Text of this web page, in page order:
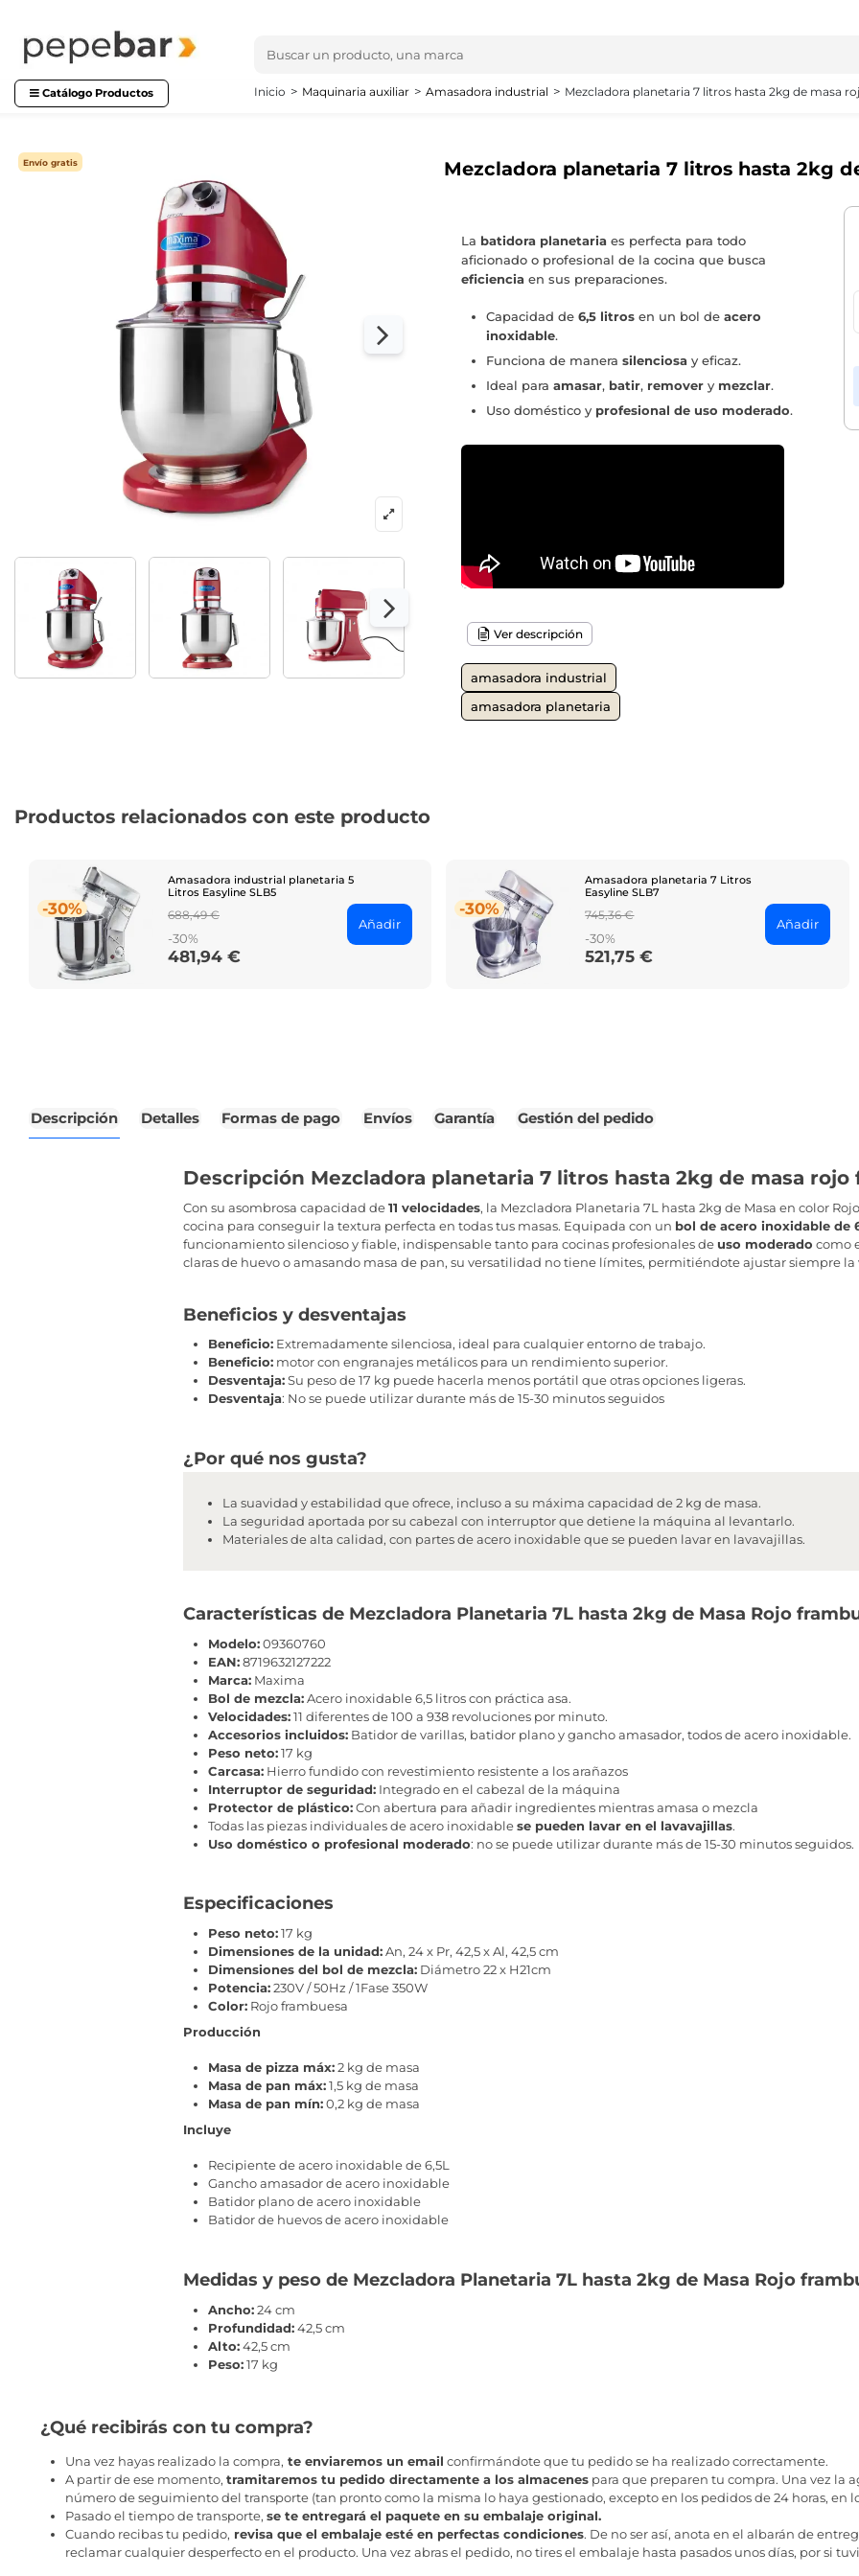
Catálogo Productos Inicio Maquinaria auxiliar Amasadora industrial Mezcladora planetaria 7 litros hasta 2kg de masa
Envío gratis Mezcladora planetaria 7 litros hasta 2kg
La batidora planetariaes perfecta para todo
aficionado o profesional de la cocina que busca
eficiencia en sus preparaciones.
Capacidad de 6,5 litrosen un bol de acero
inoxidable.
Funciona de manera silenciosay eficaz.
Ideal para amasar, batir, removery mezclar.
Uso doméstico y profesional de uso moderado.
Ver descripción
amasadora industrial
amasadora planetaria
Productos relacionados con este producto
-30%
Amasadora industrial planetaria 5
Litros Easyline SLB5
Regular
price
688,49 €
-30%
Price
481,94 €
Añadir
-30%
Amasadora planetaria 7 Litros
Easyline SLB7
Regular
price
745,36 €
-30%
Price
521,75 €
Añadir
Descripción Detalles Formas de pago Envíos Garantía Gestión del pedido
Descripción Mezcladora planetaria 7 litros hasta 2kg de masa rojo
Con su asombrosa capacidad de11 velocidades, la Mezcladora Planetaria 7L hasta 2kg de Masa en color
cocina para conseguir la textura perfecta en todas tus masas. Equipada con un bol de acero inoxidable de
funcionamiento silencioso y fiable, indispensable tanto para cocinas profesionales de uso moderado como
claras de huevo o amasando masa de pan, su versatilidad no tiene límites, permitiéndote ajustar siempre
Beneficios y desventajas
Beneficio: Extremadamente silenciosa, ideal para cualquier entorno de trabajo.
Beneficio: motor con engranajes metálicos para un rendimiento superior.
Desventaja:Su peso de 17 kg puede hacerla menos portátil que otras opciones ligeras.
Desventaja: No se puede utilizar durante más de 15-30 minutos seguidos
¿Por qué nos gusta?
La suavidad y estabilidad que ofrece, incluso a su máxima capacidad de 2 kg de masa.
La seguridad aportada por su cabezal con interruptor que detiene la máquina al levantarlo.
Materiales de alta calidad, con partes de acero inoxidable que se pueden lavar en lavavajillas.
Características de Mezcladora Planetaria 7L hasta 2kg de Masa Rojo
Modelo:09360760
EAN:8719632127222
Marca: Maxima
Bol de mezcla:Acero inoxidable 6,5 litros con práctica asa.
Velocidades:11 diferentes de 100 a 938 revoluciones por minuto.
Accesorios incluidos: Batidor de varillas, batidor plano y gancho amasador, todos de acero inoxidable.
Peso neto:17 kg
Carcasa: Hierro fundido con revestimiento resistente a los arañazos
Interruptor de seguridad: Integrado en el cabezal de la máquina
Protector de plástico:Con abertura para añadir ingredientes mientras amasa o mezcla
Todas las piezas individuales de acero inoxidablese pueden lavar en el lavavajillas.
Uso doméstico o profesional moderado: no se puede utilizar durante más de 15-30 minutos seguidos.
Especificaciones
Peso neto:17 kg
Dimensiones de la unidad:An, 24 x Pr, 42,5 x Al, 42,5 cm
Dimensiones del bol de mezcla: Diámetro 22 x H21cm
Potencia:230V / 50Hz / 1Fase 350W
Color: Rojo frambuesa
Producción
Masa de pizza máx:2 kg de masa
Masa de pan máx:1,5 kg de masa
Masa de pan mín:0,2 kg de masa
Incluye
Recipiente de acero inoxidable de 6,5L
Gancho amasador de acero inoxidable
Batidor plano de acero inoxidable
Batidor de huevos de acero inoxidable
Medidas y peso de Mezcladora Planetaria 7L hasta 2kg de Masa Rojo
Ancho:24 cm
Profundidad:42,5 cm
Alto:42,5 cm
Peso:17 kg
¿Qué recibirás con tu compra?
Una vez hayas realizado la compra, te enviaremos un email confirmándote que tu pedido se ha realizado correctamente.
A partir de ese momento, tramitaremos tu pedido directamente a los almacenespara que preparen tu compra. Una vez la
número de seguimiento del transporte (tan pronto como la misma lo haya gestionado, excepto en los pedidos de 24 horas, en
Pasado el tiempo de transporte, se te entregará el paquete en su embalaje original.
Cuando recibas tu pedido, revisa que el embalaje esté en perfectas condiciones. De no ser así, anota en el albarán de
reclamar cualquier desperfecto en el producto. Una vez abras el pedido, no tires el embalaje hasta pasados unos días, por si